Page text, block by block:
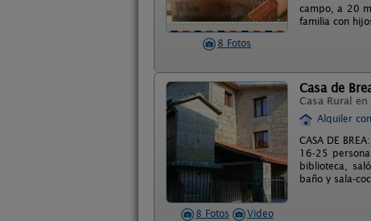
8 Fotos
campo, a 20
familia con
8 Fotos Video
Casa de
Casa Rural en
Alquiler
CASA DE
16-25
biblioteca,
baño y sala-